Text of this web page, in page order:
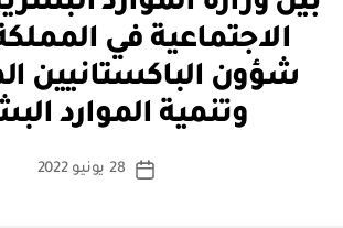
م
الاجتماعية في
شؤون الباكستانيين
وتنمية الموارد
كاتب
بو
ا
س
ة
تاريخ
28 يونيو 2022